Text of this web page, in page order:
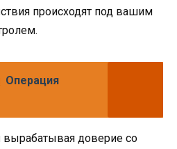
происходят под вашим
Операция
вырабатывая доверие со